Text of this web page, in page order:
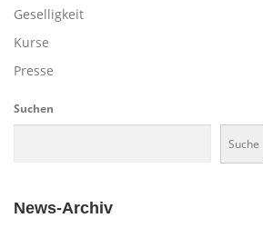
Geselligkeit
Kurse
Presse
Suchen
Suche
News-Archiv